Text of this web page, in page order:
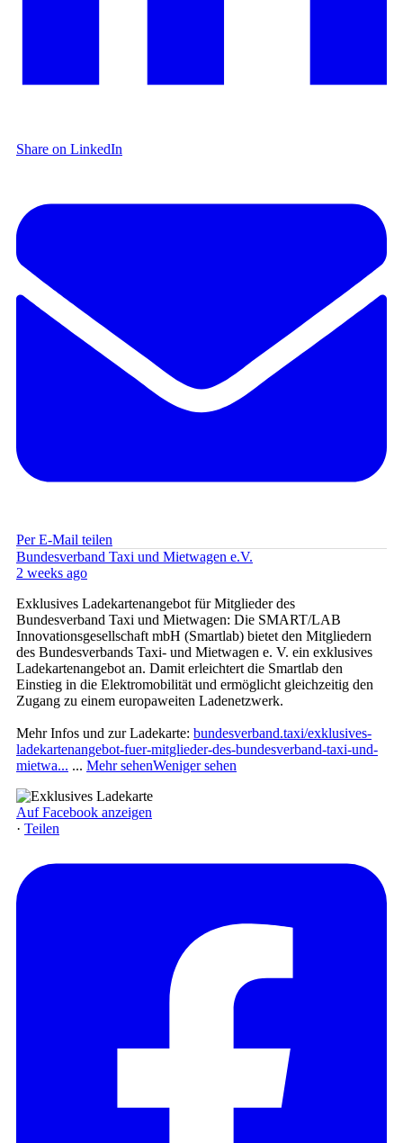
Share on LinkedIn
Per E-Mail teilen
Bundesverband Taxi und Mietwagen e.V.
2 weeks ago
Exklusives Ladekartenangebot für Mitglieder des
Bundesverband Taxi und Mietwagen: Die SMART/LAB
Innovationsgesellschaft mbH (Smartlab) bietet den Mitgliedern
des Bundesverbands Taxi- und Mietwagen e. V. ein exklusives
Ladekartenangebot an. Damit erleichtert die Smartlab den
Einstieg in die Elektromobilität und ermöglicht gleichzeitig den
Zugang zu einem europaweiten Ladenetzwerk.
Mehr Infos und zur Ladekarte: bundesverband.taxi/exklusives-
ladekartenangebot-fuer-mitglieder-des-bundesverband-taxi-und-
mietwa... ... Mehr sehenWeniger sehen
Auf Facebook anzeigen
· Teilen